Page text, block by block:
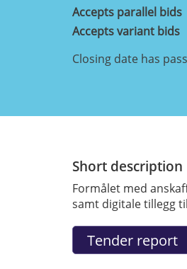
Accepts parallel bids
Accepts variant bids
Closing date has
Short description
Formålet med
samt digitale tillegg